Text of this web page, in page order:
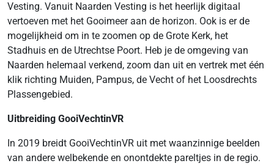
Vesting. Vanuit Naarden Vesting is het heerlijk digitaal
vertoeven met het Gooimeer aan de horizon. Ook is er de
mogelijkheid om in te zoomen op de Grote Kerk, het
Stadhuis en de Utrechtse Poort. Heb je de omgeving van
Naarden helemaal verkend, zoom dan uit en vertrek met één
klik richting Muiden, Pampus, de Vecht of het Loosdrechts
Plassengebied.
Uitbreiding GooiVechtinVR
In 2019 breidt GooiVechtinVR uit met waanzinnige beelden
van andere welbekende en onontdekte pareltjes in de regio.